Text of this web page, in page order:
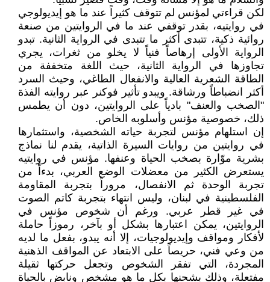
لكن قراءتي لمؤنس لم تتوقف كثيراً عند ما هو إيديولوجي
في روايتيه، بقدر توقفي عند ما في الروايتين من صنعة
روائية ذكية، تتبدى أكثر ما تتبدى في الرواية الثانية. تبدو
الرواية الأولى إرهاصاً فنياً لا يخلو من ثغرات، يجري
تجاوزها في الرواية الثانية، حيث اللغة متخففة من
الطاقة الشعرية العالية والانفعال الطاغي، وحيث السرد
أكثر انضباطاً ورشاقة. ويبدو تأثير فوكنر عبر روايته الفذة
"الصخب والعنف" بادياً على الروايتين، دون أن يطمس
ذلك، خصوصية مؤنس وأسلوبه الخاص.
إن استلهام مؤنس لتجربة حياته الشخصية، واستثمارها
في روايتين من روايات السيرة الذاتية، يقدم لنا نماذج
بشرية موّارة بصخب الحياة وعنفها. مؤنس في روايتيه
يستعرض الكثير من معضلات الوضع العربي، بدءاً من
تجربة الوحدة ثم الانفصال، مروراً بتجربة المقاومة
الفلسطينية في لبنان، وليس انتهاء بتجربة كاتم الصوت
في غير قطر عربي. ورغم أن شخوص مؤنس في
الروايتين، يمكن اعتبارها بشكل أو بآخر، رموزاً حاملة
لأفكار ومواقف وإيديولوجيات، إلا أنه يبدو، بفعل ما لديه
من وعي فني، حريصاً على الابتعاد عن المواقف الذهنية
المجردة، التي تفقر الشخوص وتجعل حركتها ثقيلة
مفتعلة، وذلك بشحنها بكل ما هو مشخص ونابض بالحياة